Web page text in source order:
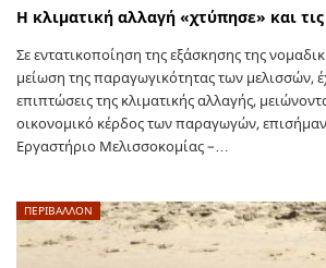
Η κλιματική αλλαγή «χτύπησε» και
Σε εντατικοποίηση της εξάσκησης της
μείωση της παραγωγικότητας των μελισσών,
επιπτώσεις της κλιματικής αλλαγής,
οικονομικό κέρδος των παραγωγών,
Εργαστήριο Μελισσοκομίας –…
ΠΕΡΙΒΑΛΛΟΝ